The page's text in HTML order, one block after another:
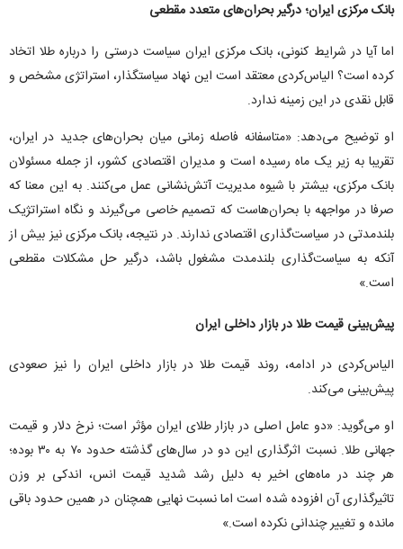
بانک مرکزی ایران؛ درگیر بحران‌های متعدد مقطعی
اما آیا در شرایط کنونی، بانک مرکزی ایران سیاست درستی را درباره طلا اتخاد
کرده است؟ الیاس‌کردی معتقد است این نهاد سیاستگذار، استراتژی مشخص و
قابل نقدی در این زمینه ندارد.
او توضیح می‌دهد: «متاسفانه فاصله زمانی میان بحران‌های جدید در ایران،
تقریبا به زیر یک ماه رسیده است و مدیران اقتصادی کشور، از جمله مسئولان
بانک مرکزی، بیشتر با شیوه مدیریت آتش‌نشانی عمل می‌کنند. به این معنا که
صرفا در مواجهه با بحران‌هاست که تصمیم خاصی می‌گیرند و نگاه استراتژیک
بلندمدتی در سیاست‌گذاری اقتصادی ندارند. در نتیجه، بانک مرکزی نیز بیش از
آنکه به سیاست‌گذاری بلندمدت مشغول باشد، درگیر حل مشکلات مقطعی
است.»
پیش‌بینی قیمت طلا در بازار داخلی ایران
الیاس‌کردی در ادامه، روند قیمت طلا در بازار داخلی ایران را نیز صعودی
پیش‌بینی می‌کند.
او می‌گوید: «دو عامل اصلی در بازار طلای ایران مؤثر است؛ نرخ دلار و قیمت
جهانی طلا. نسبت اثرگذاری این دو در سال‌های گذشته حدود ۷۰ به ۳۰ بوده؛
هر چند در ماه‌های اخیر به دلیل رشد شدید قیمت انس، اندکی بر وزن
تاثیرگذاری آن افزوده شده است اما نسبت نهایی همچنان در همین حدود باقی
مانده و تغییر چندانی نکرده است.»